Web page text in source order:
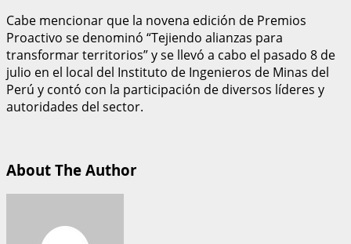
Cabe mencionar que la novena edición de Premios
Proactivo se denominó “Tejiendo alianzas para
transformar territorios” y se llevó a cabo el pasado 8 de
julio en el local del Instituto de Ingenieros de Minas del
Perú y contó con la participación de diversos líderes y
autoridades del sector.
About The Author